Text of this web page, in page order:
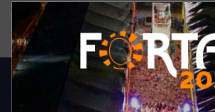
Arquivo de enquete